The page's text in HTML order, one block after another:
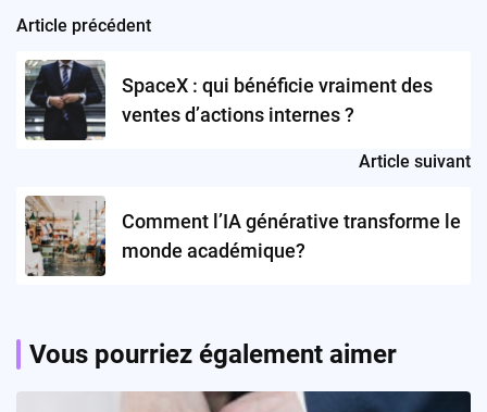
Post
navigation
Article précédent
SpaceX : qui bénéficie vraiment des
ventes d’actions internes ?
Article suivant
Comment l’IA générative transforme le
monde académique?
Vous pourriez également aimer